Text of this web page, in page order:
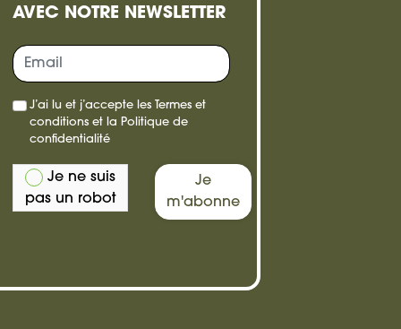
AVEC NOTRE NEWSLETTER
J’ai lu et j’accepte les
Termes et
conditions et la Politique de
confidentialité
Je ne suis
pas un robot
Je
m'abonne